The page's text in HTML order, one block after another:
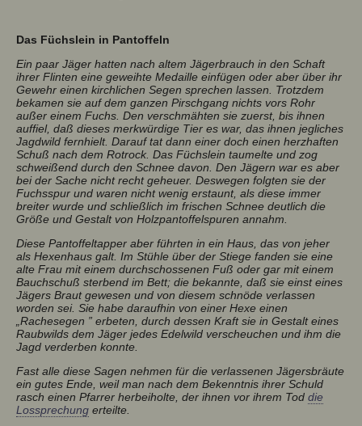
Das Füchslein in Pantoffeln
Ein paar Jäger hatten nach altem Jägerbrauch in den Schaft
ihrer Flinten eine geweihte Medaille einfügen oder aber über ihr
Gewehr einen kirchlichen Segen sprechen lassen. Trotzdem
bekamen sie auf dem ganzen Pirschgang nichts vors Rohr
außer einem Fuchs. Den verschmähten sie zuerst, bis ihnen
auffiel, daß dieses merkwürdige Tier es war, das ihnen jegliches
Jagdwild fernhielt. Darauf tat dann einer doch einen herzhaften
Schuß nach dem Rotrock. Das Füchslein taumelte und zog
schweißend durch den Schnee davon. Den Jägern war es aber
bei der Sache nicht recht geheuer. Deswegen folgten sie der
Fuchsspur und waren nicht wenig erstaunt, als diese immer
breiter wurde und schließlich im frischen Schnee deutlich die
Größe und Gestalt von Holzpantoffelspuren annahm.
Diese Pantoffeltapper aber führten in ein Haus, das von jeher
als Hexenhaus galt. Im Stühle über der Stiege fanden sie eine
alte Frau mit einem durchschossenen Fuß oder gar mit einem
Bauchschuß sterbend im Bett; die bekannte, daß sie einst eines
Jägers Braut gewesen und von diesem schnöde verlassen
worden sei. Sie habe daraufhin von einer Hexe einen
„Rachesegen ” erbeten, durch dessen Kraft sie in Gestalt eines
Raubwilds dem Jäger jedes Edelwild verscheuchen und ihm die
Jagd verderben konnte.
Fast alle diese Sagen nehmen für die verlassenen Jägersbräute
ein gutes Ende, weil man nach dem Bekenntnis ihrer Schuld
rasch einen Pfarrer herbeiholte, der ihnen vor ihrem Tod die
Lossprechung erteilte.